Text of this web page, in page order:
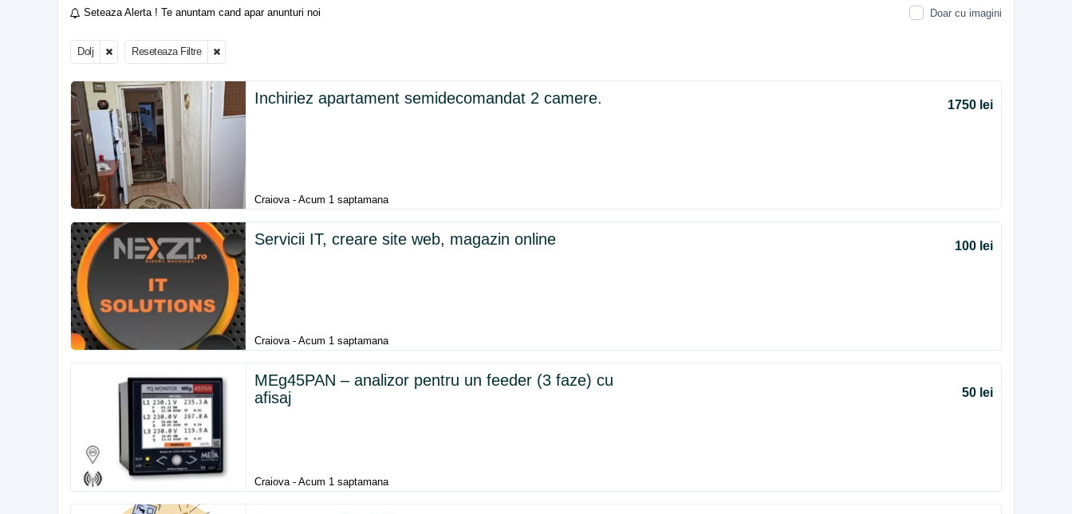
Seteaza Alerta ! Te anuntam cand apar anunturi noi Doar cu imagini
Dolj Reseteaza Filtre
Inchiriez apartament semidecomandat 2 camere. 1750 lei
Craiova - Acum 1 saptamana
Servicii IT, creare site web, magazin online 100 lei
Craiova - Acum 1 saptamana
MEg45PAN – analizor pentru un feeder (3 faze) cu
afisaj
50 lei
Craiova - Acum 1 saptamana